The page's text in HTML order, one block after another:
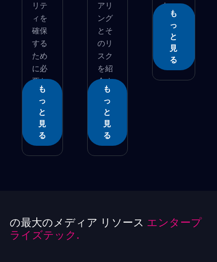
リテ
ィを
確保
する
ため
に必
要な
すべ...
も
っ
と
見
る
アリ
ング
とそ
のリ
スク
を紹
介す
るこ...
も
っ
と
見
る
ない
わけ...
も
っ
と
見
る
の最大のメディア リソース エンタープ
ライズテック.